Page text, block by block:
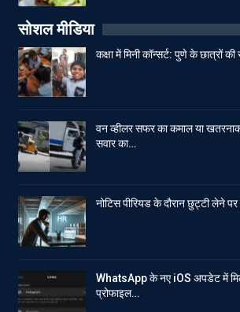
सोशल मीडिया
कक्षा में मिनी कॉन्सर्ट: पुणे के छात्रों
वन व्हीलर सफर का कमाल या
सवार का…
नोटिस पीरियड के दौरान छुट्टी लेने
WhatsApp के नए iOS अपडेट में
प्रोफाइल…